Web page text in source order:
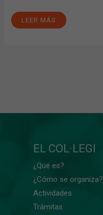
LEER MÁS
EL COL·LEGI
¿Qué es?
¿Cómo se organiza?
Actividades
Trámitas